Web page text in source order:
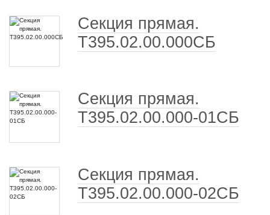
Секция прямая.
Т395.02.00.000СБ
Секция прямая.
Т395.02.00.000-01СБ
Секция прямая.
Т395.02.00.000-02СБ